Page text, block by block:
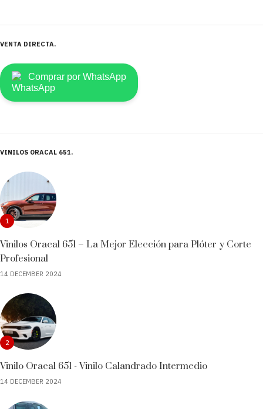
VENTA DIRECTA
Comprar por WhatsApp
VINILOS ORACAL 651
1
Vinilos Oracal 651 – La Mejor Elección para Plóter y Corte
Profesional
14 DECEMBER 2024
2
Vinilo Oracal 651 - Vinilo Calandrado Intermedio
14 DECEMBER 2024